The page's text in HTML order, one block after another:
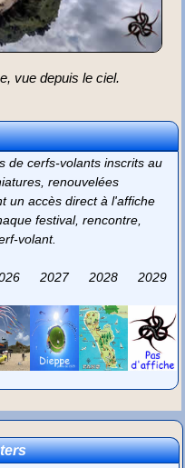
vue depuis le ciel.
de cerfs-volants inscrits au
renouvelées
un accès direct à l'affiche
festival, rencontre,
volant.
2027 2028 2029